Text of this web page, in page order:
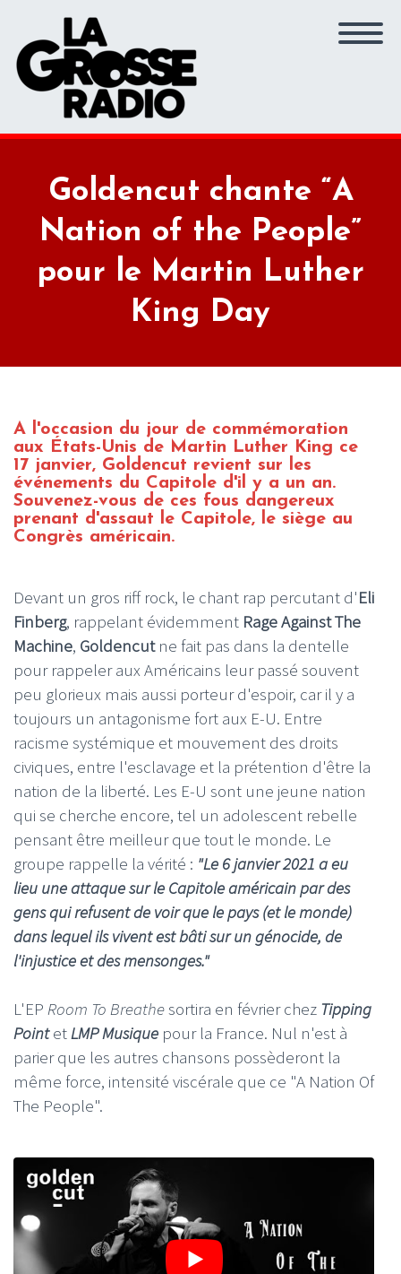
Goldencut chante “A
Nation of the People”
pour le Martin Luther
King Day
A l'occasion du jour de commémoration
aux États-Unis de Martin Luther King ce
17 janvier, Goldencut revient sur les
événements du Capitole d'il y a un an.
Souvenez-vous de ces fous dangereux
prenant d'assaut le Capitole, le siège au
Congrès américain.
Devant un gros riff rock, le chant rap percutant d'Eli
Finberg, rappelant évidemment Rage Against The
Machine, Goldencutne fait pas dans la dentelle
pour rappeler aux Américains leur passé souvent
peu glorieux mais aussi porteur d'espoir, car il y a
toujours un antagonisme fort aux E-U. Entre
racisme systémique et mouvement des droits
civiques, entre l'esclavage et la prétention d'être la
nation de la liberté. Les E-U sont une jeune nation
qui se cherche encore, tel un adolescent rebelle
pensant être meilleur que tout le monde. Le
groupe rappelle la vérité : "Le 6 janvier 2021 a eu
lieu une attaque sur le Capitole américain par des
gens qui refusent de voir que le pays (et le monde)
dans lequel ils vivent est bâti sur un génocide, de
l'injustice et des mensonges."
L'EP Room To Breathesortira en février chez Tipping
PointetLMP Musique pour la France. Nul n'est à
parier que les autres chansons possèderont la
même force, intensité viscérale que ce "A Nation Of
The People".